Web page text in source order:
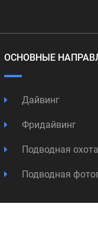
ОСНОВНЫЕ
Дайвинг
Фридайвинг
Подводная охота
Подводная